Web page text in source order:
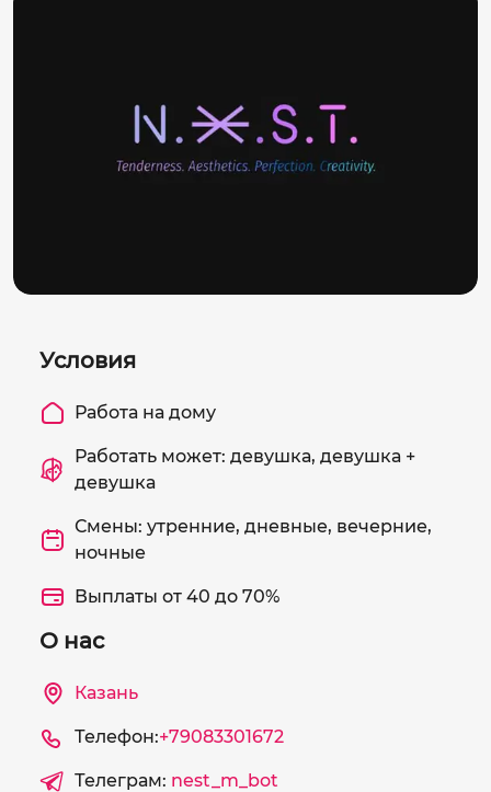
Условия
Работа на дому
Работать может: девушка, девушка +
девушка
Смены: утренние, дневные, вечерние,
ночные
Выплаты от 40 до 70%
О нас
Казань
Телефон:+79083301672
Телеграм: nest_m_bot